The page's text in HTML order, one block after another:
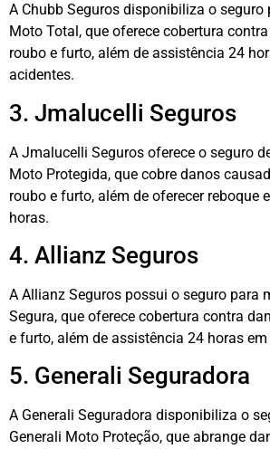
A Chubb Seguros disponibiliza o seguro
Moto Total, que oferece cobertura
roubo e furto, além de assistência 24
acidentes.
3. Jmalucelli Seguros
A Jmalucelli Seguros oferece o seguro
Moto Protegida, que cobre danos
roubo e furto, além de oferecer reboque
horas.
4. Allianz Seguros
A Allianz Seguros possui o seguro para
Segura, que oferece cobertura contra
e furto, além de assistência 24 horas
5. Generali Seguradora
A Generali Seguradora disponibiliza o
Generali Moto Proteção, que abrange